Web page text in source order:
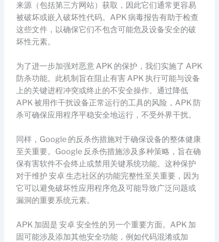
来源（包括第三方网站）获取，因此它们通常更容易
被破坏或嵌入破坏性代码。APK 病毒报告有助于检查
这些文件，以确保它们不包含可能危及设备安全的破
坏性元素。
为了进一步加强对恶意 APK 的保护，我们实施了 APK
防杀功能。此机制旨在阻止有害 APK 执行可能与设备
上的关键进程冲突或终止的不安全操作。通过降低
APK 被用作干扰设备正常运行的工具的风险，APK 防
杀可确保应用程序平稳安全地运行，不受外界干扰。
同样，Google 的反杀伤措施对于确保设备的整体健康
至关重要。Google 反杀伤措施涉及多种策略，旨在确
保有害软件不会终止或禁用关键系统功能。这种保护
对于维护 安卓 生态社区的功能完整性至关重要，因为
它可以避免破坏性应用程序危及可能导致广泛问题或
漏洞的重要系统元素。
APK 加固是 安卓 安全性的另一个重要方面。APK 加
固可能涉及添加其他安全功能，例如代码混淆或加